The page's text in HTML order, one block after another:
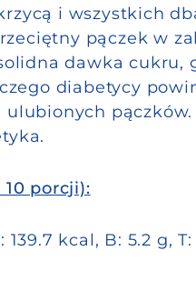
i wszystkich
pączek w
dawka cukru,
diabetycy
porcji):
139.7 kcal, B: 5.2 g,